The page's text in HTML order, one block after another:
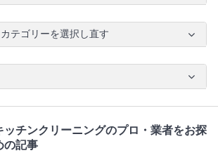
テゴリーを選択し直す
ッチンクリーニングのプロ・業者をお探
の記事